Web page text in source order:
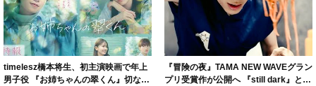
timelesz橋本将生、初主演映画で年上
男子役 『お姉ちゃんの翠くん』切ない
『冒険の夜』TAMA NEW WAVEグラン
プリ受賞作が公開へ 『still dark』と同